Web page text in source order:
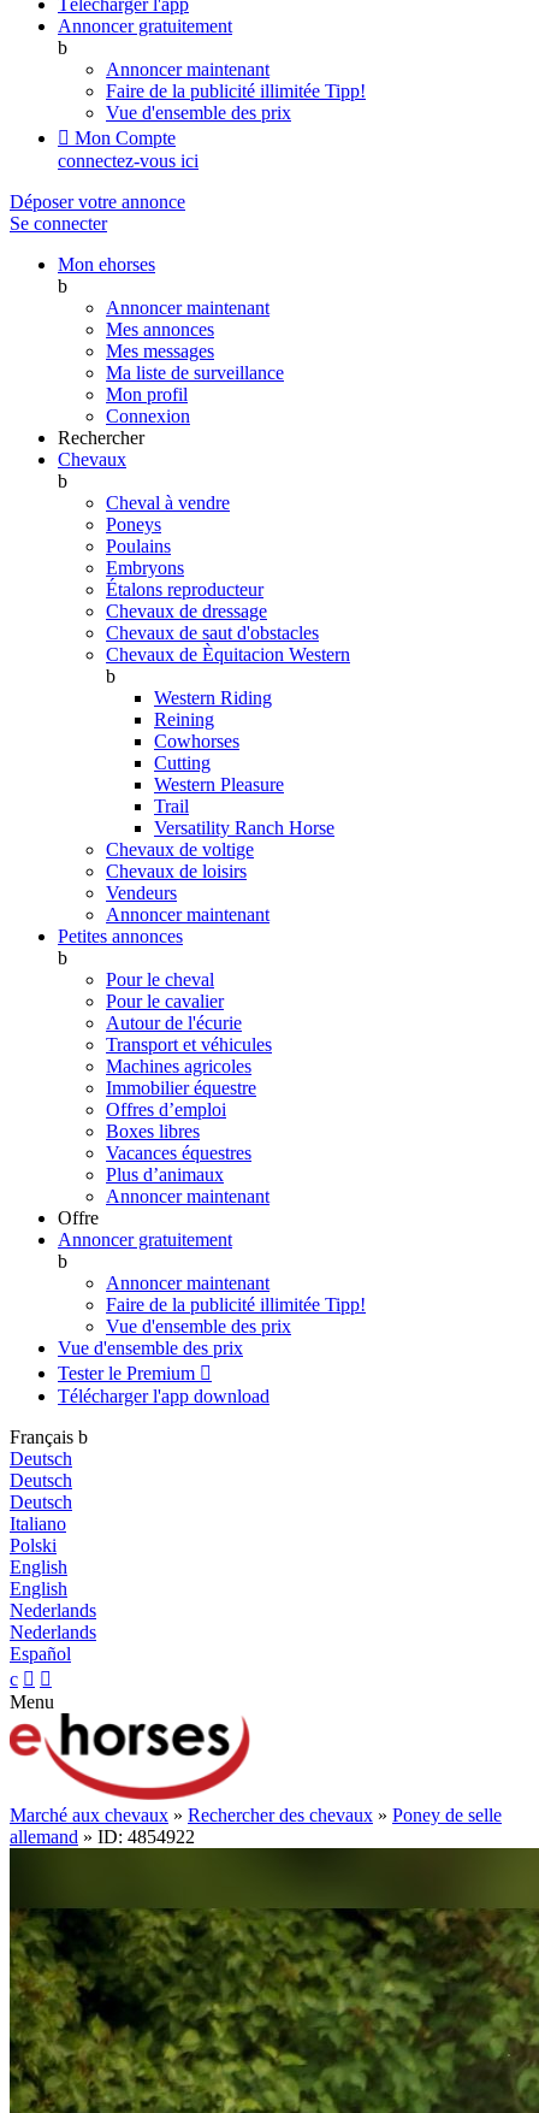
Télécharger l'app
Annoncer gratuitement
b
Annoncer maintenant
Faire de la publicité illimitée Tipp!
Vue d'ensemble des prix
 Mon Compte
connectez-vous ici
Déposer votre annonce
Se connecter
Mon ehorses
b
Annoncer maintenant
Mes annonces
Mes messages
Ma liste de surveillance
Mon profil
Connexion
Rechercher
Chevaux
b
Cheval à vendre
Poneys
Poulains
Embryons
Étalons reproducteur
Chevaux de dressage
Chevaux de saut d'obstacles
Chevaux de Èquitacion Western
b
Western Riding
Reining
Cowhorses
Cutting
Western Pleasure
Trail
Versatility Ranch Horse
Chevaux de voltige
Chevaux de loisirs
Vendeurs
Annoncer maintenant
Petites annonces
b
Pour le cheval
Pour le cavalier
Autour de l'écurie
Transport et véhicules
Machines agricoles
Immobilier équestre
Offres d’emploi
Boxes libres
Vacances équestres
Plus d’animaux
Annoncer maintenant
Offre
Annoncer gratuitement
b
Annoncer maintenant
Faire de la publicité illimitée Tipp!
Vue d'ensemble des prix
Vue d'ensemble des prix
Tester le Premium 
Télécharger l'app download
Français b
Deutsch
Deutsch
Deutsch
Italiano
Polski
English
English
Nederlands
Nederlands
Español
c  
Menu
Marché aux chevaux » Rechercher des chevaux » Poney de selle
allemand » ID: 4854922